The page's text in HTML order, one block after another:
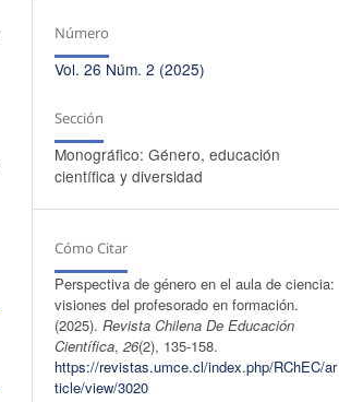
Número
Vol. 26 Núm. 2 (2025)
Sección
Monográfico: Género, educación
científica y diversidad
Cómo Citar
Perspectiva de género en el aula de ciencia:
visiones del profesorado en formación.
(2025).Revista Chilena De Educación
Científica,26(2), 135-158.
https://revistas.umce.cl/index.php/RChEC/ar
ticle/view/3020